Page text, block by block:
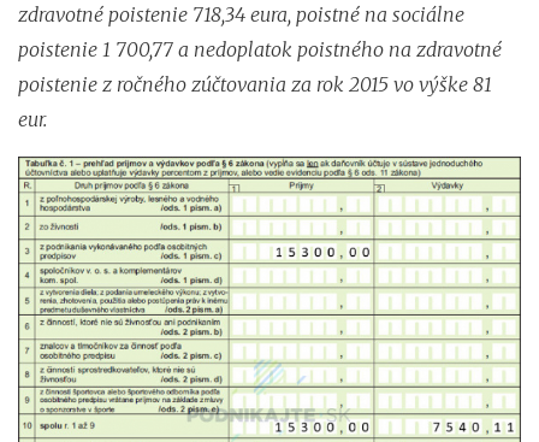
zdravotné poistenie 718,34 eura, poistné na sociálne
poistenie 1 700,77 a nedoplatok poistného na zdravotné
poistenie z ročného zúčtovania za rok 2015 vo výške 81
eur.